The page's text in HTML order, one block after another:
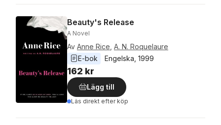
Beauty's Release
A Novel
Av Anne Rice A. N. Roquelaure
E-bok
Engelska 1999
162 kr
Lägg till
Läs direkt efter köp